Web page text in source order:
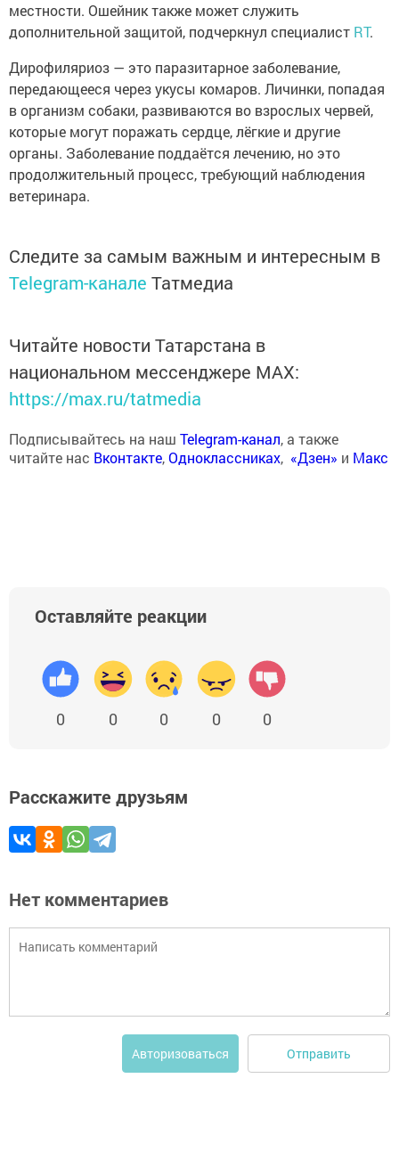
местности. Ошейник также может служить
дополнительной защитой, подчеркнул специалист RT.
Дирофиляриоз — это паразитарное заболевание,
передающееся через укусы комаров. Личинки, попадая
в организм собаки, развиваются во взрослых червей,
которые могут поражать сердце, лёгкие и другие
органы. Заболевание поддаётся лечению, но это
продолжительный процесс, требующий наблюдения
ветеринара.
Следите за самым важным и интересным в
Telegram-канале Татмедиа
Читайте новости Татарстана в
национальном мессенджере MАХ:
https://max.ru/tatmedia
Подписывайтесь на наш Telegram-канал, а также
читайте нас Вконтакте,Одноклассниках, «Дзен» и Макс
Оставляйте реакции
0 0 0 0 0
Расскажите друзьям
Нет комментариев
Авторизоваться Отправить